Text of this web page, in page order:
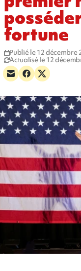
fortune
Publié le 12 décembre
Actualisé le 12